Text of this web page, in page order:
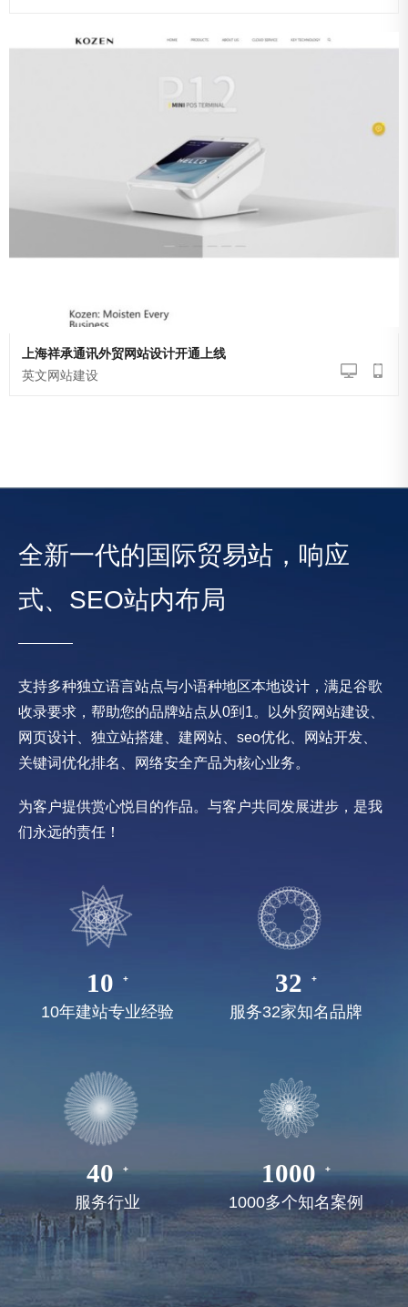
上海祥承通讯外贸网站设计开通上线
英文网站建设
全新一代的国际贸易站，响应
式、SEO站内布局
支持多种独立语言站点与小语种地区本地设计，满足谷歌
收录要求，帮助您的品牌站点从0到1。以外贸网站建设、
网页设计、独立站搭建、建网站、seo优化、网站开发、
关键词优化排名、网络安全产品为核心业务。
为客户提供赏心悦目的作品。与客户共同发展进步，是我
们永远的责任！
10
10年建站专业经验
32
服务32家知名品牌
40
服务行业
1000
1000多个知名案例